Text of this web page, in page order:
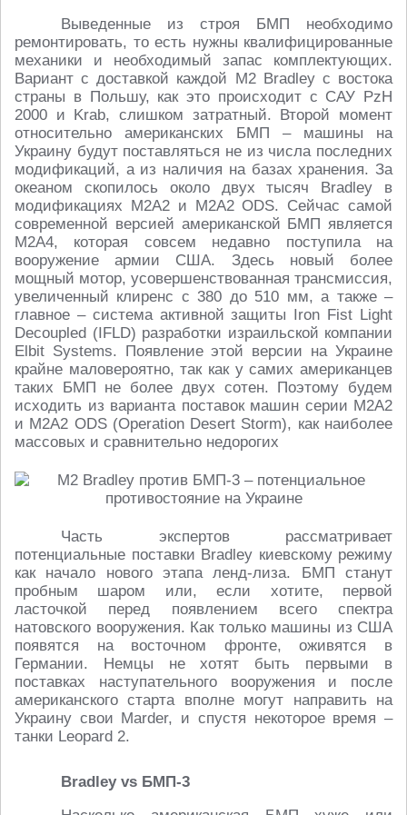
Выведенные из строя БМП необходимо
ремонтировать, то есть нужны квалифицированные
механики и необходимый запас комплектующих.
Вариант с доставкой каждой М2 Bradley с востока
страны в Польшу, как это происходит с САУ PzH
2000 и Krab, слишком затратный. Второй момент
относительно американских БМП – машины на
Украину будут поставляться не из числа последних
модификаций, а из наличия на базах хранения. За
океаном скопилось около двух тысяч Bradley в
модификациях М2А2 и М2А2 ODS. Сейчас самой
современной версией американской БМП является
М2А4, которая совсем недавно поступила на
вооружение армии США. Здесь новый более
мощный мотор, усовершенствованная трансмиссия,
увеличенный клиренс с 380 до 510 мм, а также –
главное – система активной защиты Iron Fist Light
Decoupled (IFLD) разработки израильской компании
Elbit Systems. Появление этой версии на Украине
крайне маловероятно, так как у самих американцев
таких БМП не более двух сотен. Поэтому будем
исходить из варианта поставок машин серии М2А2
и М2А2 ODS (Operation Desert Storm), как наиболее
массовых и сравнительно недорогих
Часть экспертов рассматривает
потенциальные поставки Bradley киевскому режиму
как начало нового этапа ленд-лиза. БМП станут
пробным шаром или, если хотите, первой
ласточкой перед появлением всего спектра
натовского вооружения. Как только машины из США
появятся на восточном фронте, оживятся в
Германии. Немцы не хотят быть первыми в
поставках наступательного вооружения и после
американского старта вполне могут направить на
Украину свои Marder, и спустя некоторое время –
танки Leopard 2.
Bradley vs БМП-3